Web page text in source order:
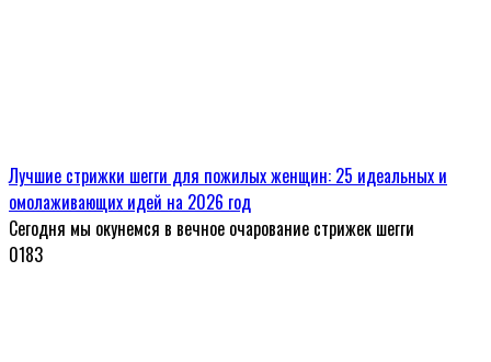
Лучшие стрижки шегги для пожилых женщин: 25 идеальных и
омолаживающих идей на 2026 год
Сегодня мы окунемся в вечное очарование стрижек шегги
0183